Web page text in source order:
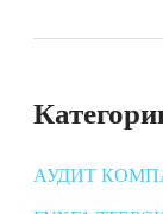
АУДИТ